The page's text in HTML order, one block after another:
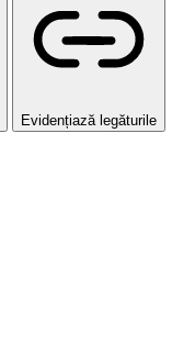
Evidențiază legăturile